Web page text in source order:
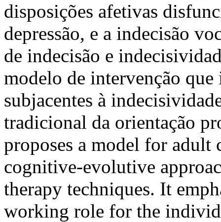
disposições afetivas
depressão, e a indecisão
de indecisão e
modelo de intervenção
subjacentes à
tradicional da orientação
proposes a model for adult
cognitive-evolutive
therapy techniques. It
working role for the